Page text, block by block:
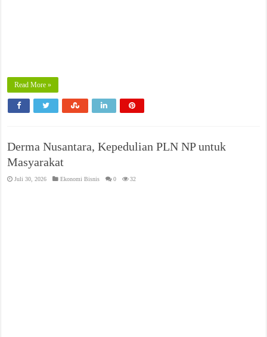
Read More »
Derma Nusantara, Kepedulian PLN NP untuk
Masyarakat
Juli 30, 2026 Ekonomi Bisnis 0 32